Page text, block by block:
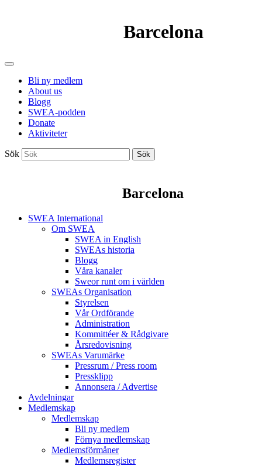
Barcelona
Bli ny medlem
About us
Blogg
SWEA-podden
Donate
Aktiviteter
Sök Sök
Barcelona
SWEA International
Om SWEA
SWEA in English
SWEAs historia
Blogg
Våra kanaler
Sweor runt om i världen
SWEAs Organisation
Styrelsen
Vår Ordförande
Administration
Kommittéer & Rådgivare
Årsredovisning
SWEAs Varumärke
Pressrum / Press room
Pressklipp
Annonsera / Advertise
Avdelningar
Medlemskap
Medlemskap
Bli ny medlem
Förnya medlemskap
Medlemsförmåner
Medlemsregister